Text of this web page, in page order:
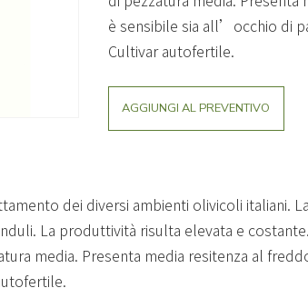
è sensibile sia all’occhio di
Cultivar autofertile.
AGGIUNGI AL PREVENTIVO
dei diversi ambienti olivicoli italiani.
La produttività risulta elevata e
media. Presenta media resitenza al